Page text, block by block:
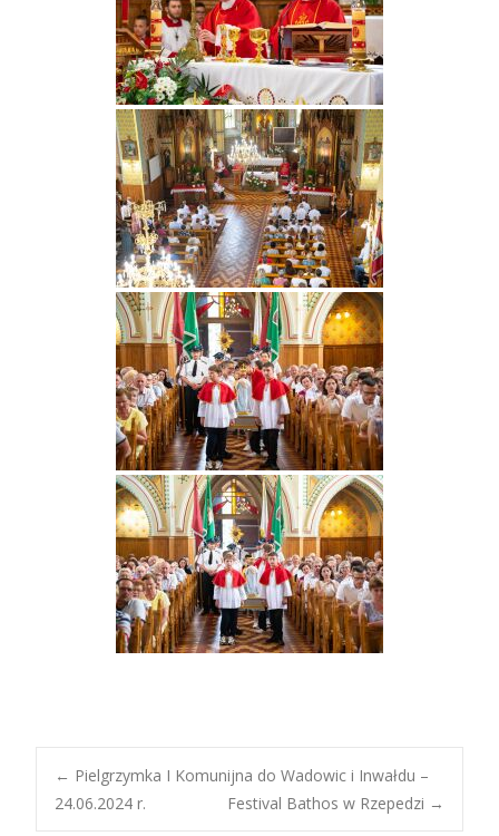
Post
← Pielgrzymka I Komunijna do Wadowic i Inwałdu –
24.06.2024 r.
Festival Bathos w Rzepedzi →